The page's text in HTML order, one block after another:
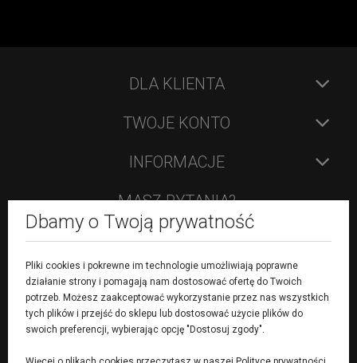
DLA KLIENTA
TWOJE KONTO
INFORMACJE
MASZ PYTANIA?
504 091 568
pon - pt: 9:00 - 16:00
sob: nieczynne
FORMULARZ KONTAKTOWY
Dbamy o Twoją prywatność
Pliki cookies i pokrewne im technologie umożliwiają poprawne
działanie strony i pomagają nam dostosować ofertę do Twoich
potrzeb. Możesz zaakceptować wykorzystanie przez nas wszystkich
tych plików i przejść do sklepu lub dostosować użycie plików do
swoich preferencji, wybierając opcję "Dostosuj zgody".